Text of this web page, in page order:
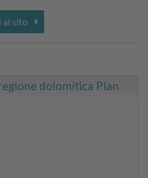
al sito
dolomitica Plan